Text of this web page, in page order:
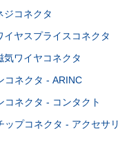
ジコネクタ
イヤスプライスコネクタ
気ワイヤコネクタ
コネクタ - ARINC
コネクタ - コンタクト
ップコネクタ - アクセサリ